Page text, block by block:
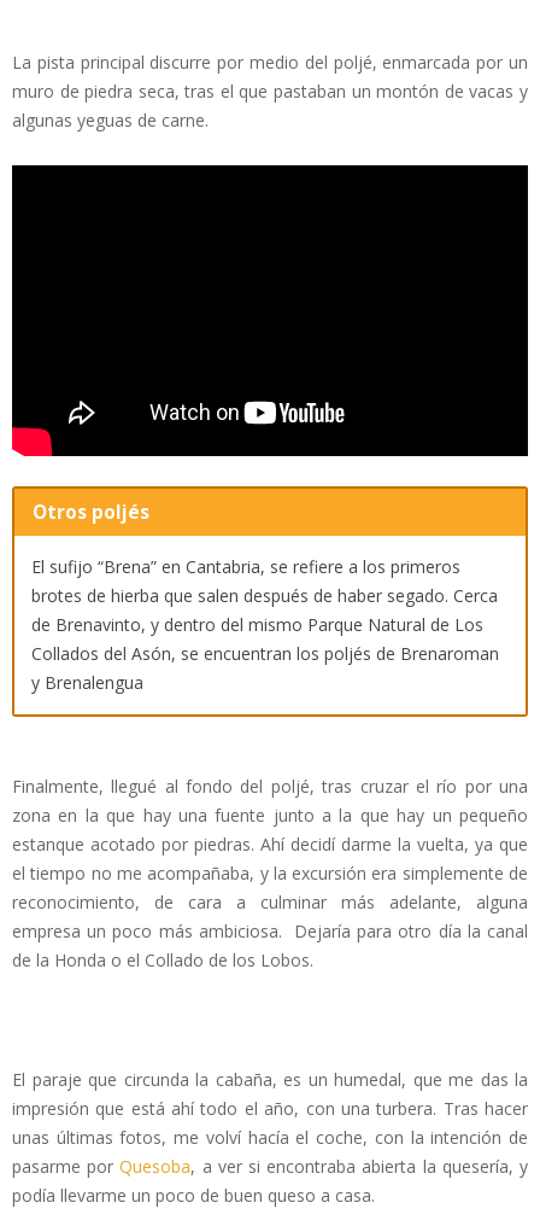
La pista principal discurre por medio del poljé, enmarcada por un
muro de piedra seca, tras el que pastaban un montón de vacas y
algunas yeguas de carne.
Otros poljés
El sufijo “Brena” en Cantabria, se refiere a los primeros
brotes de hierba que salen después de haber segado. Cerca
de Brenavinto, y dentro del mismo Parque Natural de Los
Collados del Asón, se encuentran los poljés de Brenaroman
y Brenalengua
Finalmente, llegué al fondo del poljé, tras cruzar el río por una
zona en la que hay una fuente junto a la que hay un pequeño
estanque acotado por piedras. Ahí decidí darme la vuelta, ya que
el tiempo no me acompañaba, y la excursión era simplemente de
reconocimiento, de cara a culminar más adelante, alguna
empresa un poco más ambiciosa.
Dejaría para otro día la canal
de la Honda o el Collado de los Lobos.
El paraje que circunda la cabaña, es un humedal, que me das la
impresión que está ahí todo el año, con una turbera. Tras hacer
unas últimas fotos, me volví hacía el coche, con la intención de
pasarme porQuesoba, a ver si encontraba abierta la quesería, y
podía llevarme un poco de buen queso a casa.